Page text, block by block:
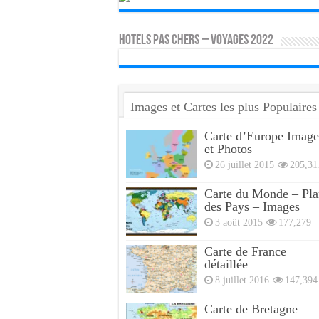
HOTELS PAS CHERS – VOYAGES 2022
Images et Cartes les plus Populaires
Carte d’Europe
et Photos
26 juillet 2015
Carte du Monde –
des Pays – Images
3 août 2015 177,279
Carte de France
détaillée
8 juillet 2016 147,394
Carte de Bretagne